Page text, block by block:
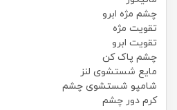
چشم مژه ابرو
تقویت مژه
تقویت ابرو
چشم پاک کن
مایع شستشوی لنز
شامپو شستشوی چشم
کرم دور چشم